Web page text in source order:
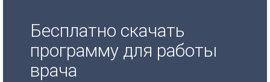
Бесплатно скачать
программу для работы
врача